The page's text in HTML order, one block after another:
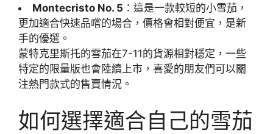
Montecristo No. 5 ：這是一款較短的小雪茄，
更加適合快速品嚐的場合，價格會相對便宜，是新
手的優選。
蒙特克里斯托的雪茄在7-11的貨源相對穩定，一些
特定的限量版也會陸續上市，喜愛的朋友們可以關
注熱門款式的售賣情況。
如何選擇適合自己的雪茄